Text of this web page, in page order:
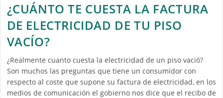
¿CUÁNTO TE CUESTA LA FACTURA
DE ELECTRICIDAD DE TU PISO
VACÍO?
¿Realmente cuanto cuesta la electricidad de un piso vació?
Son muchos las preguntas que tiene un consumidor con
respecto al coste que supone su factura de electricidad, en los
medios de comunicación el gobierno nos dice que el recibo de